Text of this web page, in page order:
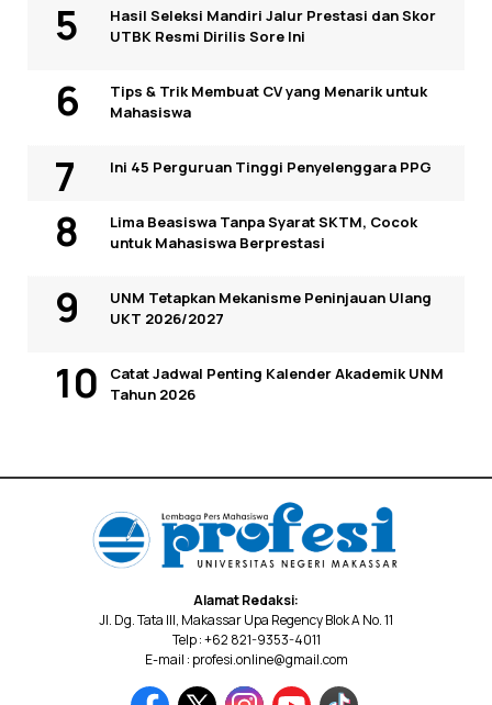
Hasil Seleksi Mandiri Jalur Prestasi dan Skor
UTBK Resmi Dirilis Sore Ini
Tips & Trik Membuat CV yang Menarik untuk
Mahasiswa
Ini 45 Perguruan Tinggi Penyelenggara PPG
Lima Beasiswa Tanpa Syarat SKTM, Cocok
untuk Mahasiswa Berprestasi
UNM Tetapkan Mekanisme Peninjauan Ulang
UKT 2026/2027
Catat Jadwal Penting Kalender Akademik UNM
Tahun 2026
Alamat Redaksi:
Jl. Dg. Tata III, Makassar Upa Regency Blok A No. 11
Telp : +62 821-9353-4011
E-mail : profesi.online@gmail.com